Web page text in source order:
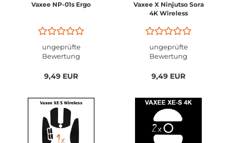
Vaxee NP-01s Ergo
ungeprüfte
Bewertung
9,49 EUR
Vaxee X Ninjutso Sora
4K Wireless
ungeprüfte
Bewertung
9,49 EUR